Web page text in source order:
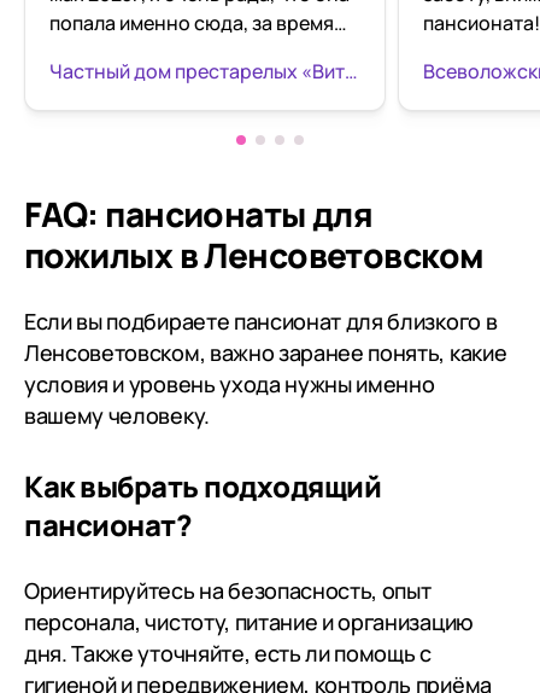
попала именно сюда, за время
окружена заботой и вниманием,
всегда чистенькая, ухоженная и
в хорошем настроении.
уютный, питание отличное,
спасибо поварам. На праздники
устраиваются концерты,что бы
Огромную благодарность хочу
выразить заведующей Татьяне
Александровне, это
замечательный, чуткий и
понимающий человек, всегда
ситуации. Особую
благодарность выражаю Оле со
второго этажа, замечательный,
относится к своим подопечным
как к детям, с заботой,
вниманием и терпением.
Частный дом престарелых «Вита» Пушкино
нашего
всем
FAQ: пансионаты для
пожилых в Ленсоветовском
Если вы подбираете пансионат для близкого в
Ленсоветовском, важно заранее понять, какие
условия и уровень ухода нужны именно
вашему человеку.
Как выбрать подходящий
пансионат?
Ориентируйтесь на безопасность, опыт
персонала, чистоту, питание и организацию
дня. Также уточняйте, есть ли помощь с
гигиеной и передвижением, контроль приёма